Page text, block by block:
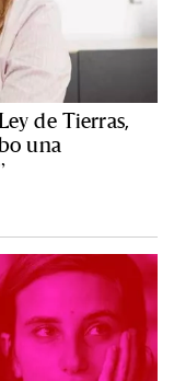
de Tierras,
una